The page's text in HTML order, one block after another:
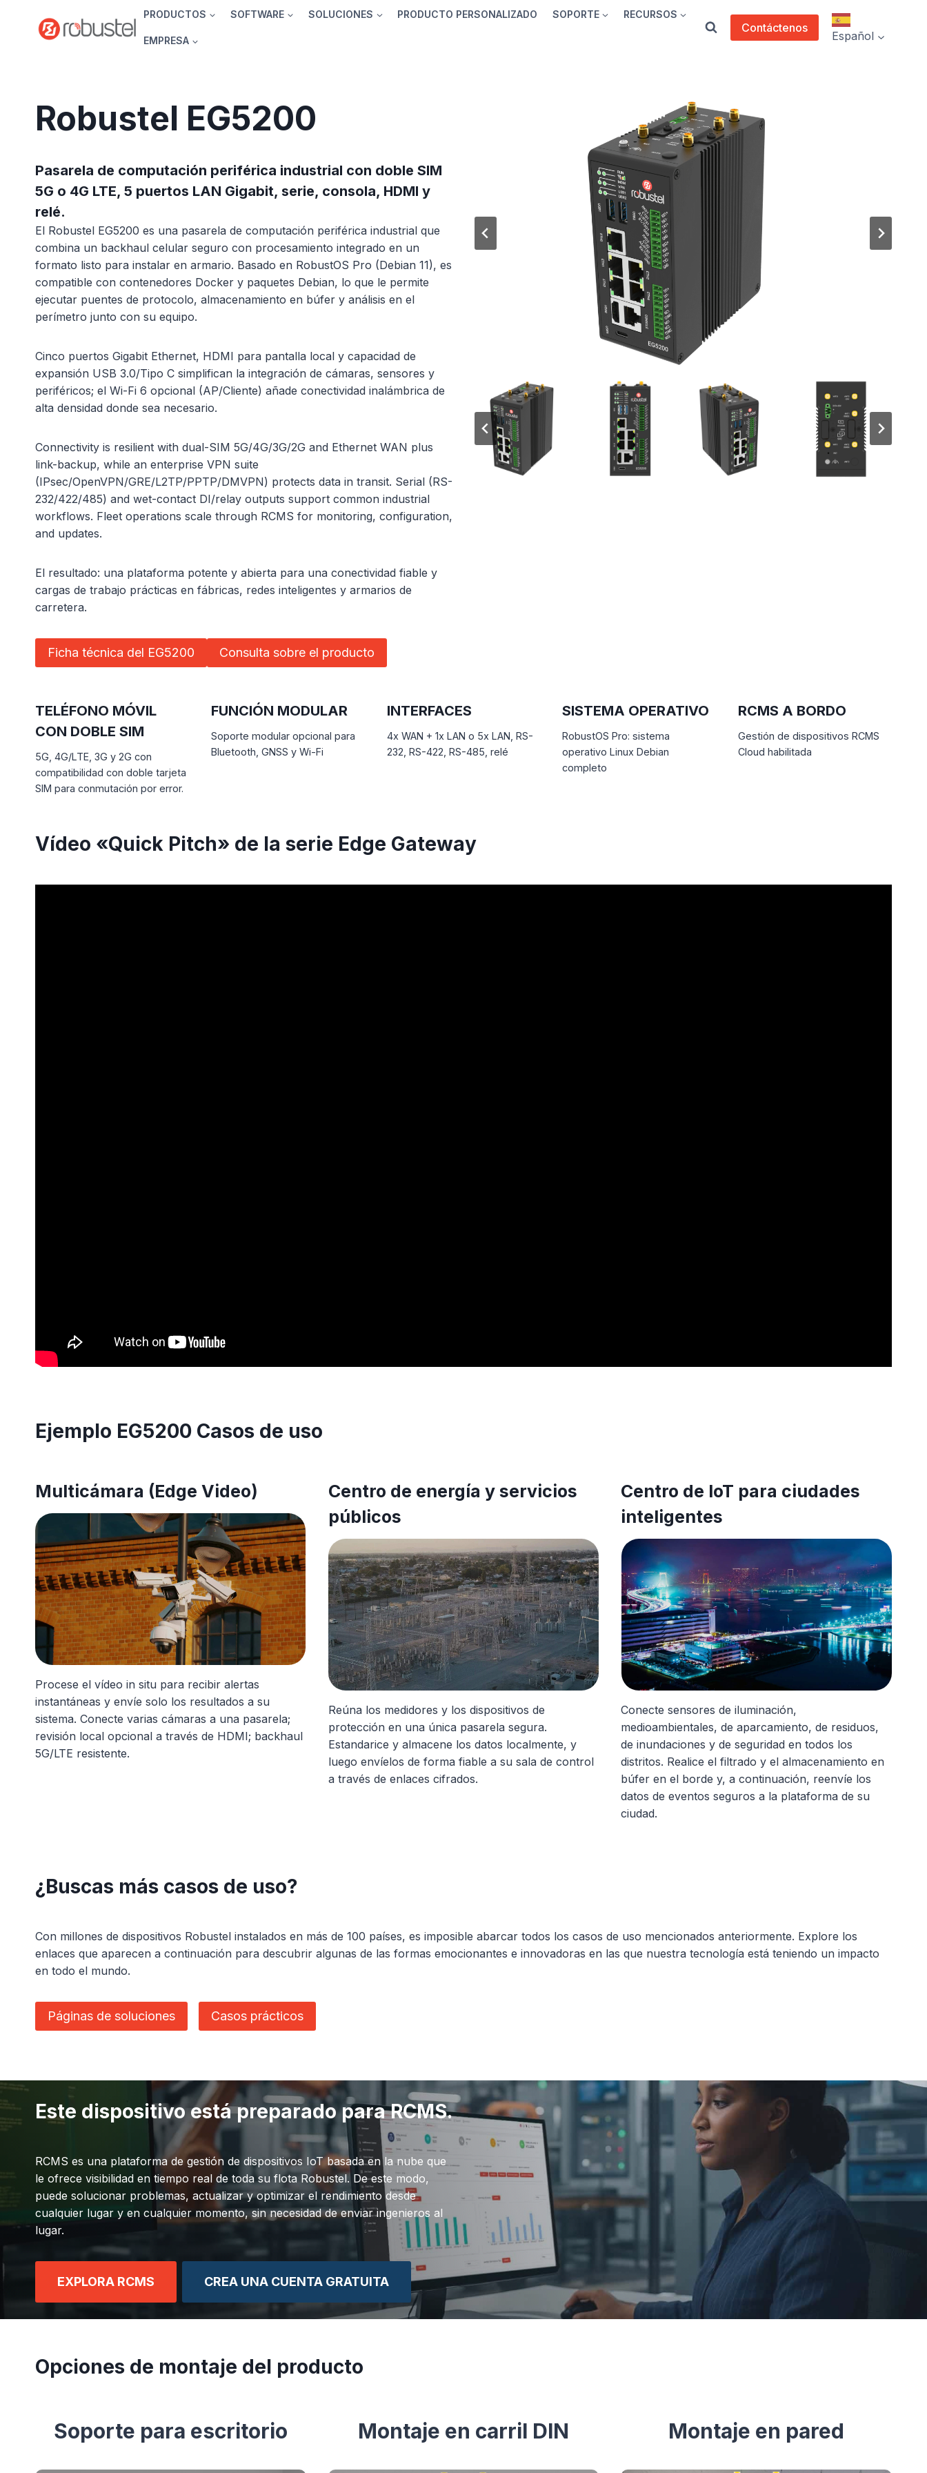
contenido
PRODUCTOS SOFTWARE SOLUCIONES PRODUCTO PERSONALIZADO SOPORTE RECURSOS
EMPRESA
Contáctenos
Español
Robustel EG5200
Pasarela de computación periférica industrial con doble SIM
5G o 4G LTE, 5 puertos LAN Gigabit, serie, consola, HDMI y
relé.
El Robustel EG5200 es una pasarela de computación periférica industrial que
combina un backhaul celular seguro con procesamiento integrado en un
formato listo para instalar en armario. Basado en RobustOS Pro (Debian 11), es
compatible con contenedores Docker y paquetes Debian, lo que le permite
ejecutar puentes de protocolo, almacenamiento en búfer y análisis en el
perímetro junto con su equipo.
Cinco puertos Gigabit Ethernet, HDMI para pantalla local y capacidad de
expansión USB 3.0/Tipo C simplifican la integración de cámaras, sensores y
periféricos; el Wi-Fi 6 opcional (AP/Cliente) añade conectividad inalámbrica de
alta densidad donde sea necesario.
Connectivity is resilient with dual-SIM 5G/4G/3G/2G and Ethernet WAN plus
link-backup, while an enterprise VPN suite
(IPsec/OpenVPN/GRE/L2TP/PPTP/DMVPN) protects data in transit. Serial (RS-
232/422/485) and wet-contact DI/relay outputs support common industrial
workflows. Fleet operations scale through RCMS for monitoring, configuration,
and updates.
El resultado: una plataforma potente y abierta para una conectividad fiable y
cargas de trabajo prácticas en fábricas, redes inteligentes y armarios de
carretera.
Ficha técnica del EG5200 Consulta sobre el producto
TELÉFONO MÓVIL
CON DOBLE SIM
5G, 4G/LTE, 3G y 2G con
compatibilidad con doble tarjeta
SIM para conmutación por error.
FUNCIÓN MODULAR
Soporte modular opcional para
Bluetooth, GNSS y Wi-Fi
INTERFACES
4x WAN + 1x LAN o 5x LAN, RS-
232, RS-422, RS-485, relé
SISTEMA OPERATIVO
RobustOS Pro: sistema
operativo Linux Debian
completo
RCMS A BORDO
Gestión de dispositivos RCMS
Cloud habilitada
Vídeo «Quick Pitch» de la serie Edge Gateway
Ejemplo EG5200 Casos de uso
Multicámara (Edge Video)
Procese el vídeo in situ para recibir alertas
instantáneas y envíe solo los resultados a su
sistema. Conecte varias cámaras a una pasarela;
revisión local opcional a través de HDMI; backhaul
5G/LTE resistente.
Centro de energía y servicios
públicos
Reúna los medidores y los dispositivos de
protección en una única pasarela segura.
Estandarice y almacene los datos localmente, y
luego envíelos de forma fiable a su sala de control
a través de enlaces cifrados.
Centro de IoT para ciudades
inteligentes
Conecte sensores de iluminación,
medioambientales, de aparcamiento, de residuos,
de inundaciones y de seguridad en todos los
distritos. Realice el filtrado y el almacenamiento en
búfer en el borde y, a continuación, reenvíe los
datos de eventos seguros a la plataforma de su
ciudad.
¿Buscas más casos de uso?
Con millones de dispositivos Robustel instalados en más de 100 países, es imposible abarcar todos los casos de uso mencionados anteriormente. Explore los
enlaces que aparecen a continuación para descubrir algunas de las formas emocionantes e innovadoras en las que nuestra tecnología está teniendo un impacto
en todo el mundo.
Páginas de soluciones Casos prácticos
Este dispositivo está preparado para RCMS.
RCMS es una plataforma de gestión de dispositivos IoT basada en la nube que
le ofrece visibilidad en tiempo real de toda su flota Robustel. De este modo,
puede solucionar problemas, actualizar y optimizar el rendimiento desde
cualquier lugar y en cualquier momento, sin necesidad de enviar ingenieros al
lugar.
EXPLORA RCMS CREA UNA CUENTA GRATUITA
Opciones de montaje del producto
Soporte para escritorio Montaje en carril DIN Montaje en pared